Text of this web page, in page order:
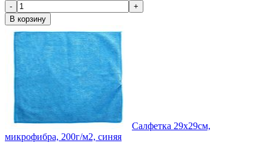
-
+
В корзину
Салфетка 29х29см,
микрофибра, 200г/м2, синяя